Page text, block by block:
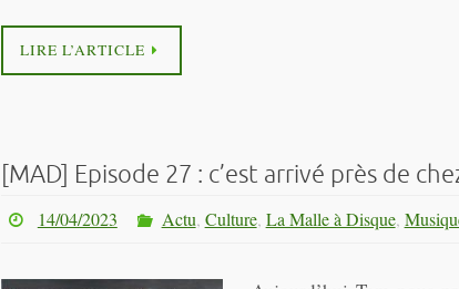
LIRE L’ARTICLE
[MAD] Episode 27 : c’est arrivé près de
14/04/2023 Actu, Culture, La Malle à Disque,